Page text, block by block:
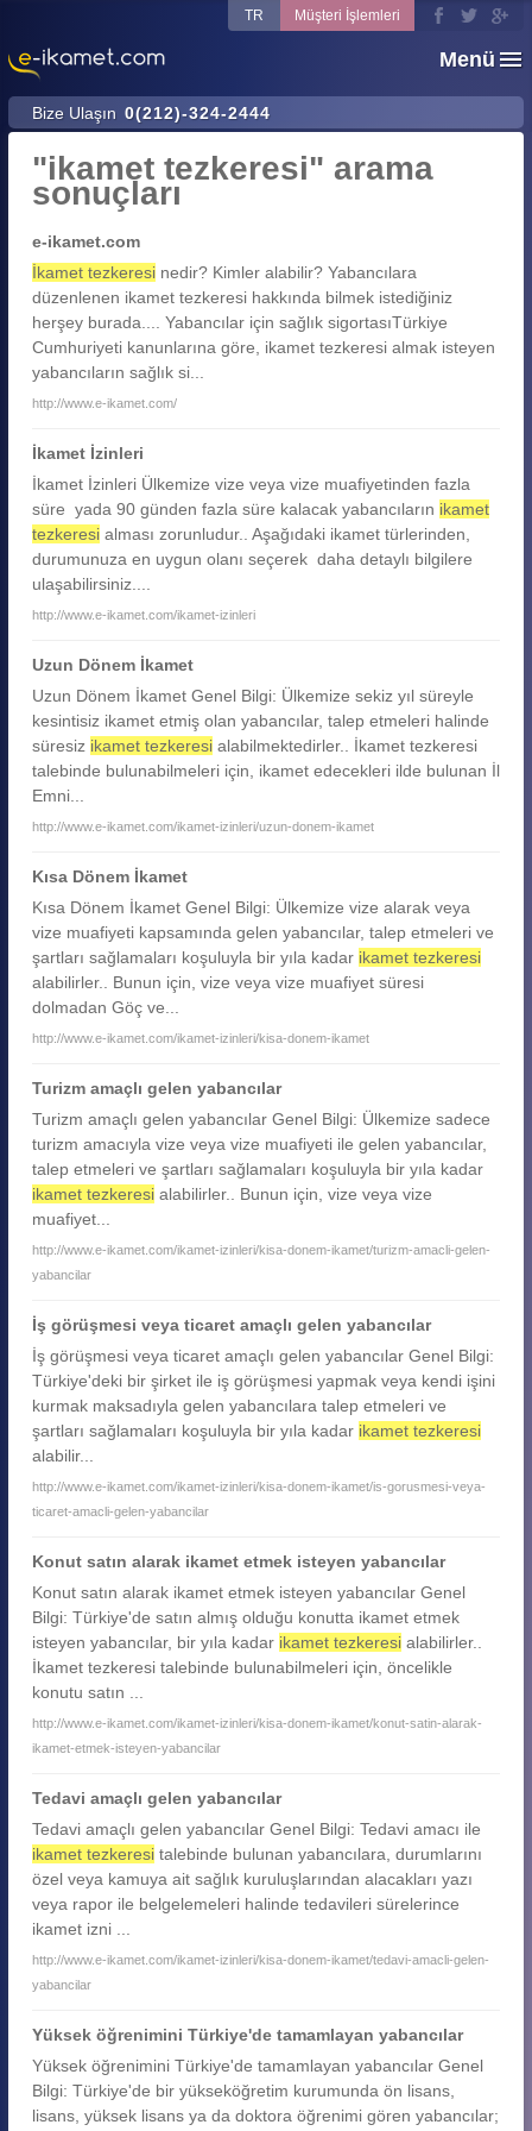
Menü
Bize Ulaşın 0(212)-324-2444
TR Müşteri İşlemleri
"ikamet tezkeresi" arama
sonuçları
e-ikamet.com
İkamet tezkeresi nedir? Kimler alabilir? Yabancılara
düzenlenen ikamet tezkeresi hakkında bilmek istediğiniz
herşey burada.... Yabancılar için sağlık sigortasıTürkiye
Cumhuriyeti kanunlarına göre, ikamet tezkeresi almak isteyen
yabancıların sağlık si...
http://www.e-ikamet.com/
İkamet İzinleri
İkamet İzinleri Ülkemize vize veya vize muafiyetinden fazla
süre yada 90 günden fazla süre kalacak yabancıların ikamet
tezkeresi alması zorunludur.. Aşağıdaki ikamet türlerinden,
durumunuza en uygun olanı seçerek daha detaylı bilgilere
ulaşabilirsiniz....
http://www.e-ikamet.com/ikamet-izinleri
Uzun Dönem İkamet
Uzun Dönem İkamet Genel Bilgi: Ülkemize sekiz yıl süreyle
kesintisiz ikamet etmiş olan yabancılar, talep etmeleri halinde
süresiz ikamet tezkeresi alabilmektedirler.. İkamet tezkeresi
talebinde bulunabilmeleri için, ikamet edecekleri ilde bulunan İl
Emni...
http://www.e-ikamet.com/ikamet-izinleri/uzun-donem-ikamet
Kısa Dönem İkamet
Kısa Dönem İkamet Genel Bilgi: Ülkemize vize alarak veya
vize muafiyeti kapsamında gelen yabancılar, talep etmeleri ve
şartları sağlamaları koşuluyla bir yıla kadar ikamet tezkeresi
alabilirler.. Bunun için, vize veya vize muafiyet süresi
dolmadan Göç ve...
http://www.e-ikamet.com/ikamet-izinleri/kisa-donem-ikamet
Turizm amaçlı gelen yabancılar
Turizm amaçlı gelen yabancılar Genel Bilgi: Ülkemize sadece
turizm amacıyla vize veya vize muafiyeti ile gelen yabancılar,
talep etmeleri ve şartları sağlamaları koşuluyla bir yıla kadar
ikamet tezkeresi alabilirler.. Bunun için, vize veya vize
muafiyet...
http://www.e-ikamet.com/ikamet-izinleri/kisa-donem-ikamet/turizm-amacli-gelen-
yabancilar
İş görüşmesi veya ticaret amaçlı gelen yabancılar
İş görüşmesi veya ticaret amaçlı gelen yabancılar Genel Bilgi:
Türkiye'deki bir şirket ile iş görüşmesi yapmak veya kendi işini
kurmak maksadıyla gelen yabancılara talep etmeleri ve
şartları sağlamaları koşuluyla bir yıla kadar ikamet tezkeresi
alabilir...
http://www.e-ikamet.com/ikamet-izinleri/kisa-donem-ikamet/is-gorusmesi-veya-
ticaret-amacli-gelen-yabancilar
Konut satın alarak ikamet etmek isteyen yabancılar
Konut satın alarak ikamet etmek isteyen yabancılar Genel
Bilgi: Türkiye'de satın almış olduğu konutta ikamet etmek
isteyen yabancılar, bir yıla kadar ikamet tezkeresi alabilirler..
İkamet tezkeresi talebinde bulunabilmeleri için, öncelikle
konutu satın ...
http://www.e-ikamet.com/ikamet-izinleri/kisa-donem-ikamet/konut-satin-alarak-
ikamet-etmek-isteyen-yabancilar
Tedavi amaçlı gelen yabancılar
Tedavi amaçlı gelen yabancılar Genel Bilgi: Tedavi amacı ile
ikamet tezkeresi talebinde bulunan yabancılara, durumlarını
özel veya kamuya ait sağlık kuruluşlarından alacakları yazı
veya rapor ile belgelemeleri halinde tedavileri sürelerince
ikamet izni ...
http://www.e-ikamet.com/ikamet-izinleri/kisa-donem-ikamet/tedavi-amacli-gelen-
yabancilar
Yüksek öğrenimini Türkiye'de tamamlayan yabancılar
Yüksek öğrenimini Türkiye'de tamamlayan yabancılar Genel
Bilgi: Türkiye'de bir yükseköğretim kurumunda ön lisans,
lisans, yüksek lisans ya da doktora öğrenimi gören yabancılar;